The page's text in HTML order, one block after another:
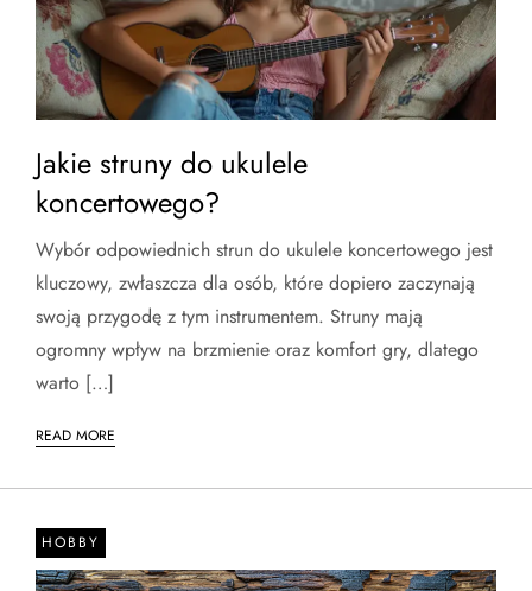
Jakie struny do ukulele
koncertowego?
Wybór odpowiednich strun do ukulele koncertowego jest
kluczowy, zwłaszcza dla osób, które dopiero zaczynają
swoją przygodę z tym instrumentem. Struny mają
ogromny wpływ na brzmienie oraz komfort gry, dlatego
warto […]
READ MORE
HOBBY